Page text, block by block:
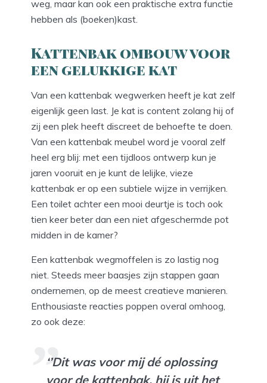
weg, maar kan ook een praktische extra functie
hebben als (boeken)kast.
Kattenbak ombouw voor
een gelukkige kat
Van een kattenbak wegwerken heeft je kat zelf
eigenlijk geen last. Je kat is content zolang hij of
zij een plek heeft discreet de behoefte te doen.
Van een kattenbak meubel word je vooral zelf
heel erg blij: met een tijdloos ontwerp kun je
jaren vooruit en je kunt de lelijke, vieze
kattenbak er op een subtiele wijze in verrijken.
Een toilet achter een mooi deurtje is toch ook
tien keer beter dan een niet afgeschermde pot
midden in de kamer?
Een kattenbak wegmoffelen is zo lastig nog
niet. Steeds meer baasjes zijn stappen gaan
ondernemen, op de meest creatieve manieren.
Enthousiaste reacties poppen overal omhoog,
zo ook deze:
‘’Dit was voor mij dé oplossing
voor de kattenbak, hij is uit het